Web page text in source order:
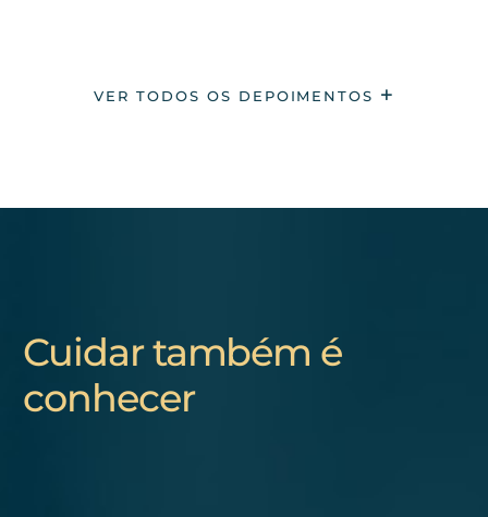
VER TODOS OS DEPOIMENTOS
Cuidar também é
conhecer